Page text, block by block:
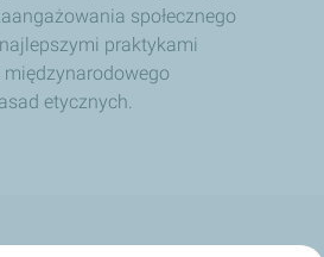
społecznego
praktykami
etycznych.